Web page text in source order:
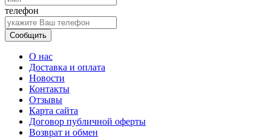
телефон
Сообщить
О нас
Доставка и оплата
Новости
Контакты
Отзывы
Карта сайта
Договор публичной оферты
Возврат и обмен